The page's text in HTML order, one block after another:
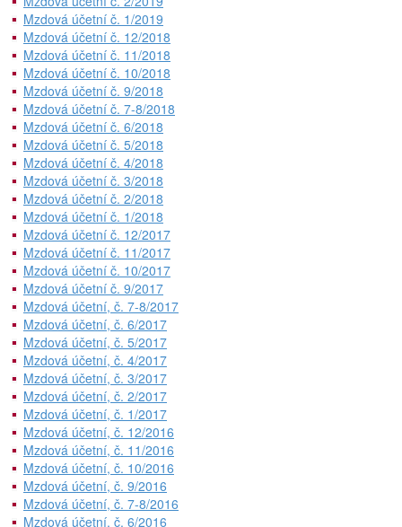
Mzdová účetní č. 1/2019
Mzdová účetní č. 12/2018
Mzdová účetní č. 11/2018
Mzdová účetní č. 10/2018
Mzdová účetní č. 9/2018
Mzdová účetní č. 7-8/2018
Mzdová účetní č. 6/2018
Mzdová účetní č. 5/2018
Mzdová účetní č. 4/2018
Mzdová účetní č. 3/2018
Mzdová účetní č. 2/2018
Mzdová účetní č. 1/2018
Mzdová účetní č. 12/2017
Mzdová účetní č. 11/2017
Mzdová účetní č. 10/2017
Mzdová účetní č. 9/2017
Mzdová účetní, č. 7-8/2017
Mzdová účetní, č. 6/2017
Mzdová účetní, č. 5/2017
Mzdová účetní, č. 4/2017
Mzdová účetní, č. 3/2017
Mzdová účetní, č. 2/2017
Mzdová účetní, č. 1/2017
Mzdová účetní, č. 12/2016
Mzdová účetní, č. 11/2016
Mzdová účetní, č. 10/2016
Mzdová účetní, č. 9/2016
Mzdová účetní, č. 7-8/2016
Mzdová účetní, č. 6/2016